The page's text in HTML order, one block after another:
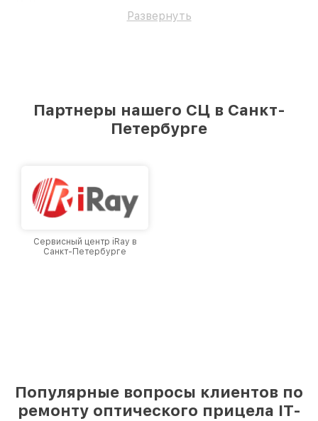
Развернуть
Партнеры нашего СЦ в Санкт-
Петербурге
Сервисный центр iRay в
Санкт-Петербурге
Популярные вопросы клиентов по
ремонту оптического прицела IT-